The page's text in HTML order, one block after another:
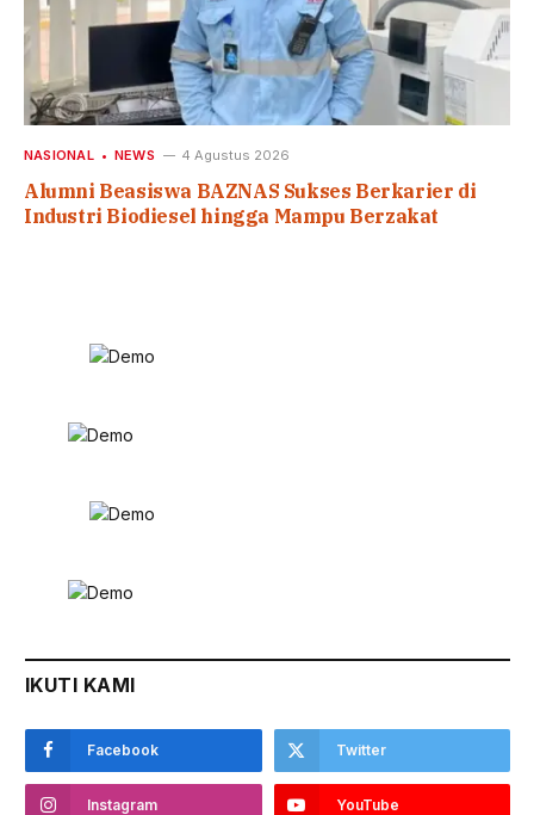
NASIONAL NEWS 4 Agustus 2026
Alumni Beasiswa BAZNAS Sukses Berkarier di
Industri Biodiesel hingga Mampu Berzakat
IKUTI KAMI
Facebook Twitter
Instagram YouTube